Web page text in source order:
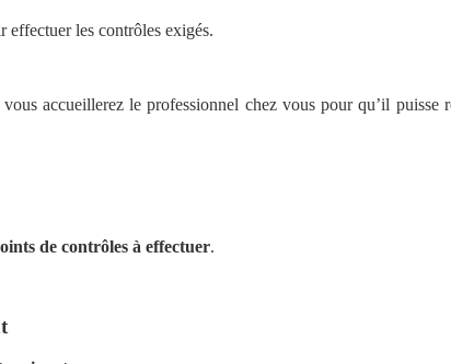
les contrôles exigés.
accueillerez le professionnel chez vous pour qu’il puisse
de contrôles à effectuer.